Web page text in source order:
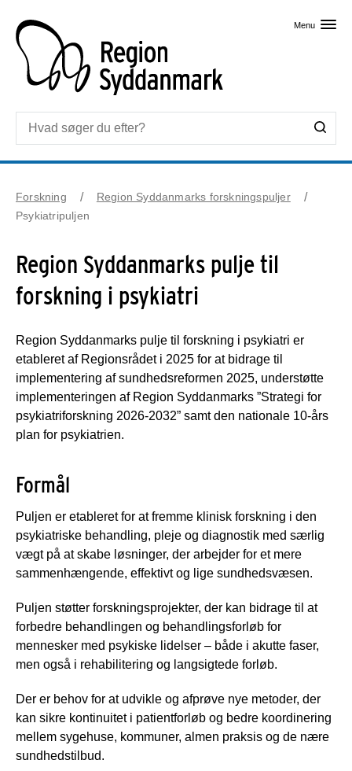
Menu
Forskning
Region Syddanmarks forskningspuljer
Psykiatripuljen
Region Syddanmarks pulje til
forskning i psykiatri
Region Syddanmarks pulje til forskning i psykiatri er
etableret af Regionsrådet i 2025 for at bidrage til
implementering af sundhedsreformen 2025, understøtte
implementeringen af Region Syddanmarks ”Strategi for
psykiatriforskning 2026-2032” samt den nationale 10-års
plan for psykiatrien.
Formål
Puljen er etableret for at fremme klinisk forskning i den
psykiatriske behandling, pleje og diagnostik med særlig
vægt på at skabe løsninger, der arbejder for et mere
sammenhængende, effektivt og lige sundhedsvæsen.
Puljen støtter forskningsprojekter, der kan bidrage til at
forbedre behandlingen og behandlingsforløb for
mennesker med psykiske lidelser – både i akutte faser,
men også i rehabilitering og langsigtede forløb.
Der er behov for at udvikle og afprøve nye metoder, der
kan sikre kontinuitet i patientforløb og bedre koordinering
mellem sygehuse, kommuner, almen praksis og de nære
sundhedstilbud.